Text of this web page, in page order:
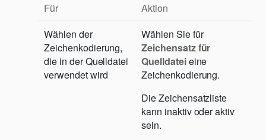
Für
Aktion
Wählen der
Zeichenkodierung,
die in der Quelldatei
verwendet wird
Wählen Sie für
Zeichensatz für
Quelldateieine
Zeichenkodierung.
Die Zeichensatzliste
kann inaktiv oder aktiv
sein.